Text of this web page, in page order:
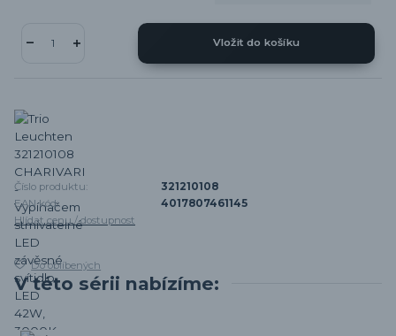
Vložit do košíku
Číslo produktu:
321210108
EAN kód:
4017807461145
Hlídat cenu / dostupnost
Do oblíbených
V této sérii nabízíme: